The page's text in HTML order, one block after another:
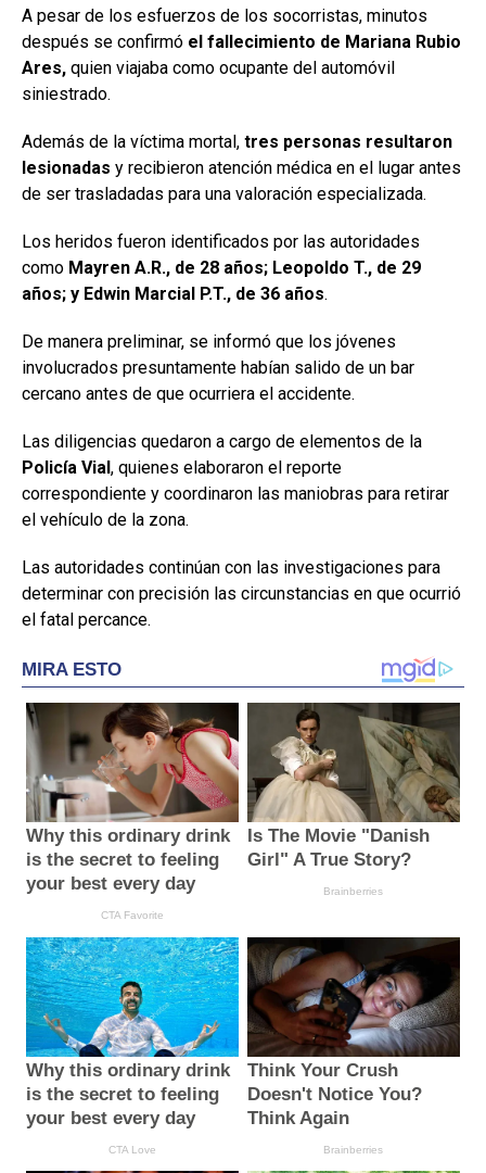
A pesar de los esfuerzos de los socorristas, minutos
después se confirmó el fallecimiento de Mariana Rubio
Ares, quien viajaba como ocupante del automóvil
siniestrado.
Además de la víctima mortal, tres personas resultaron
lesionadas y recibieron atención médica en el lugar antes
de ser trasladadas para una valoración especializada.
Los heridos fueron identificados por las autoridades
como Mayren A.R., de 28 años; Leopoldo T., de 29
años; y Edwin Marcial P.T., de 36 años.
De manera preliminar, se informó que los jóvenes
involucrados presuntamente habían salido de un bar
cercano antes de que ocurriera el accidente.
Las diligencias quedaron a cargo de elementos de la
Policía Vial, quienes elaboraron el reporte
correspondiente y coordinaron las maniobras para retirar
el vehículo de la zona.
Las autoridades continúan con las investigaciones para
determinar con precisión las circunstancias en que ocurrió
el fatal percance.